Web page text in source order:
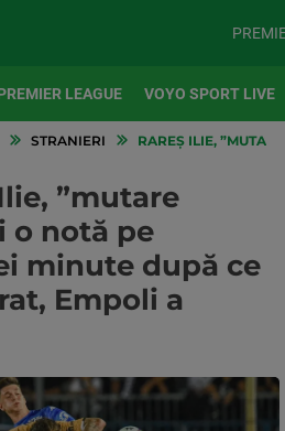
LEAGUE VOYO SPORT LIVE
STRANIERI RAREȘ ILIE,
”mutare
o notă pe
minute după ce
Empoli a